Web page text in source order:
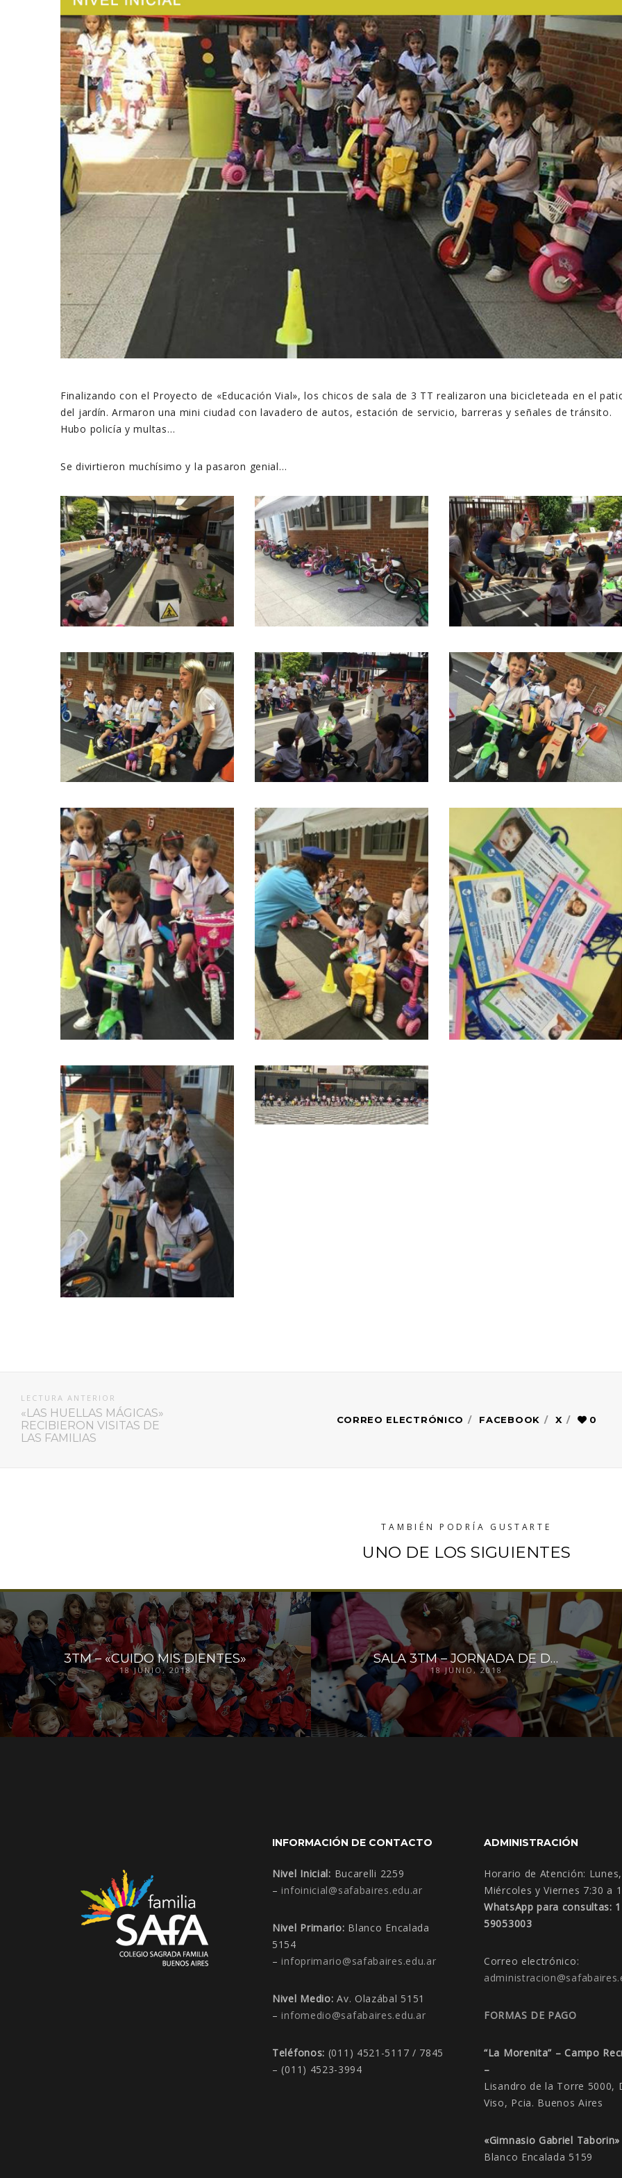
Finalizando con el Proyecto de «Educación Vial», los chicos de sala de 3 TT realizaron una bicicleteada en el
del jardín. Armaron una mini ciudad con lavadero de autos, estación de servicio, barreras y señales de tránsito.
Hubo policía y multas…
Se divirtieron muchísimo y la pasaron genial…
LECTURA ANTERIOR
«LAS HUELLAS MÁGICAS»
RECIBIERON VISITAS DE
LAS FAMILIAS
CORREO ELECTRÓNICO FACEBOOK X 0
TAMBIÉN PODRÍA GUSTARTE
UNO DE LOS SIGUIENTES
3TM – «CUIDO MIS DIENTES»
18 JUNIO, 2018
SALA 3TM – JORNADA DE DRAMATIZACIÓN
18 JUNIO, 2018
INFORMACIÓN DE CONTACTO
Nivel Inicial: Bucarelli 2259
– infoinicial@safabaires.edu.ar
Nivel Primario: Blanco Encalada
5154
– infoprimario@safabaires.edu.ar
Nivel Medio: Av. Olazábal 5151
– infomedio@safabaires.edu.ar
Teléfonos: (011) 4521-5117 / 7845
– (011) 4523-3994
ADMINISTRACIÓN
Horario de Atención: Lunes,
Miércoles y Viernes 7:30 a
WhatsApp para consultas:
59053003
Correo electrónico:
FORMAS DE PAGO
“La Morenita” – Campo
–
Lisandro de la Torre 5000,
Viso, Pcia. Buenos Aires
«Gimnasio Gabriel Taborin»
Blanco Encalada 5159